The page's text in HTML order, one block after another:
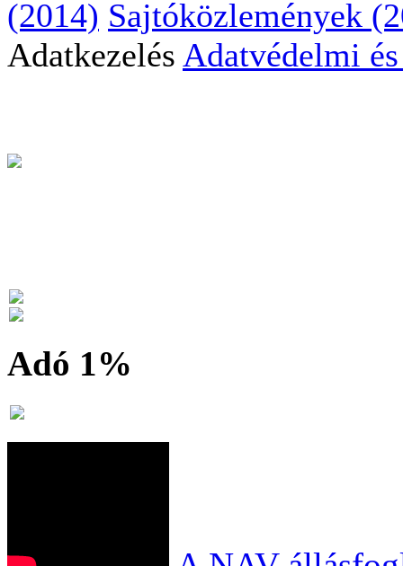
(2014) Sajtóközlemények
Adatkezelés Adatvédelmi
Adó 1%